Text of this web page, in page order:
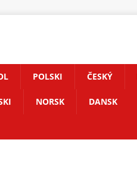
POLSKI ČESKÝ
NORSK DANSK